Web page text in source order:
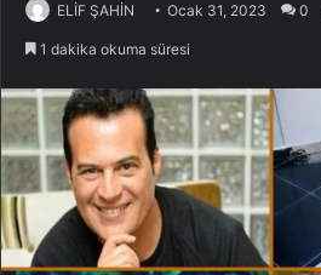
ELİF ŞAHİN Ocak 31, 2023 0
1 dakika okuma süresi